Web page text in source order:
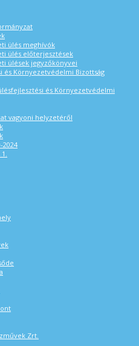
ülés meghívók
ülés előterjesztések
ülések jegyzőkönyvei
és Környezetvédelmi Bizottság
és Környezetvédelmi
vagyoni helyzetéről
2024
Zrt.